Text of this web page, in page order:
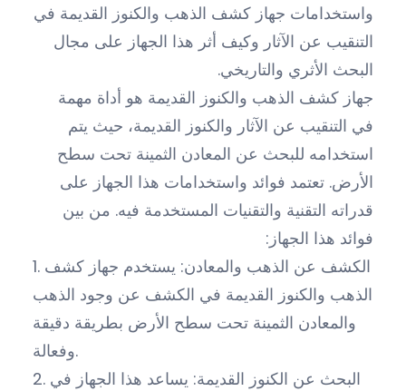
واستخدامات جهاز كشف الذهب والكنوز القديمة في
التنقيب عن الآثار وكيف أثر هذا الجهاز على مجال
البحث الأثري والتاريخي.
جهاز كشف الذهب والكنوز القديمة هو أداة مهمة
في التنقيب عن الآثار والكنوز القديمة، حيث يتم
استخدامه للبحث عن المعادن الثمينة تحت سطح
الأرض. تعتمد فوائد واستخدامات هذا الجهاز على
قدراته التقنية والتقنيات المستخدمة فيه. من بين
فوائد هذا الجهاز:
1. الكشف عن الذهب والمعادن: يستخدم جهاز كشف
الذهب والكنوز القديمة في الكشف عن وجود الذهب
والمعادن الثمينة تحت سطح الأرض بطريقة دقيقة
وفعالة.
2. البحث عن الكنوز القديمة: يساعد هذا الجهاز في